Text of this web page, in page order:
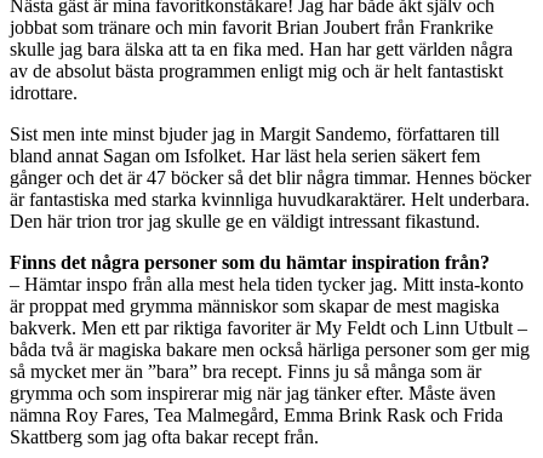
Nästa gäst är mina favoritkonståkare! Jag har både åkt själv och
jobbat som tränare och min favorit Brian Joubert från Frankrike
skulle jag bara älska att ta en fika med. Han har gett världen några
av de absolut bästa programmen enligt mig och är helt fantastiskt
idrottare.
Sist men inte minst bjuder jag in Margit Sandemo, författaren till
bland annat Sagan om Isfolket. Har läst hela serien säkert fem
gånger och det är 47 böcker så det blir några timmar. Hennes böcker
är fantastiska med starka kvinnliga huvudkaraktärer. Helt underbara.
Den här trion tror jag skulle ge en väldigt intressant fikastund.
Finns det några personer som du hämtar inspiration från?
– Hämtar inspo från alla mest hela tiden tycker jag. Mitt insta-konto
är proppat med grymma människor som skapar de mest magiska
bakverk. Men ett par riktiga favoriter är My Feldt och Linn Utbult –
båda två är magiska bakare men också härliga personer som ger mig
så mycket mer än ”bara” bra recept. Finns ju så många som är
grymma och som inspirerar mig när jag tänker efter. Måste även
nämna Roy Fares, Tea Malmegård, Emma Brink Rask och Frida
Skattberg som jag ofta bakar recept från.